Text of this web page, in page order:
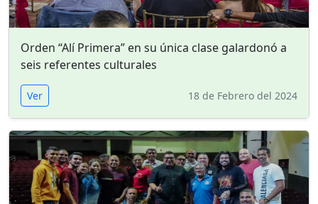
Orden “Alí Primera” en su única clase galardonó a
seis referentes culturales
Ver 18 de Febrero del 2024